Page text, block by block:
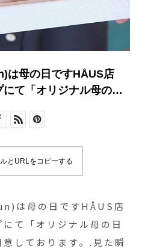
は母の日ですHÅUS店
て「オリジナル母の日
お菓子を詰め合わせた
だきました、キューブク
ョップにつきまして、本
欄のURLからアクセス
品もラインナップがご
とURLをコピーする
は母の日ですHÅUS店
て「オリジナル母の日
しております。.見た瞬